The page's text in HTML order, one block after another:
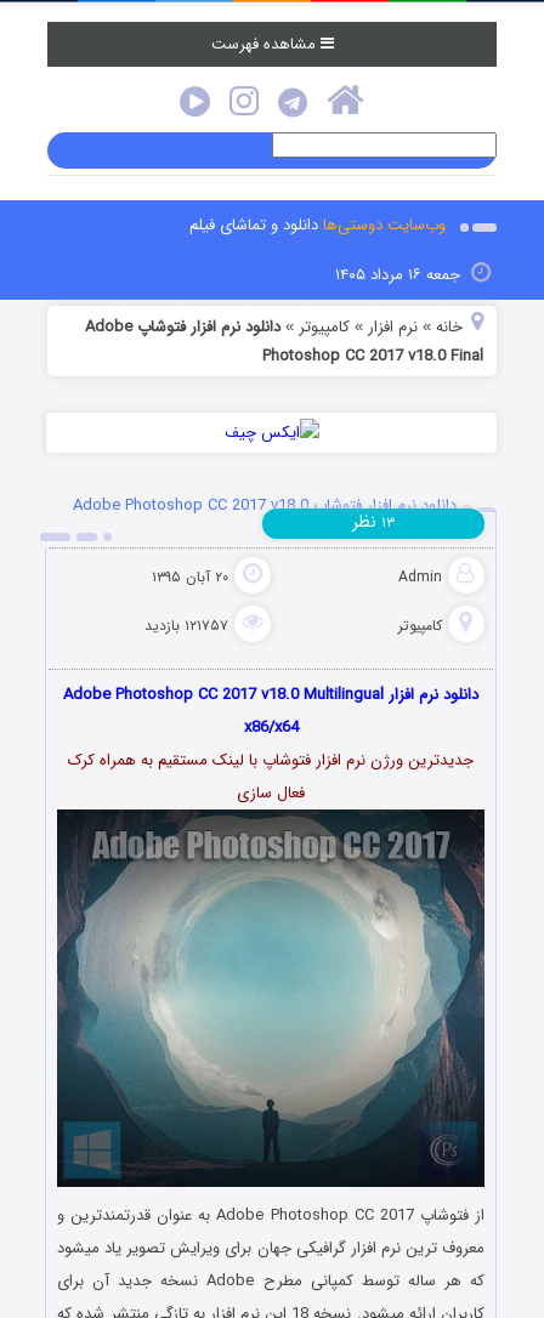
مشاهده فهرست
وب‌سایت دوستی‌هادانلود و تماشای فیلم
جمعه ۱۶ مرداد ۱۴۰۵
خانه »نرم افزار »کامپیوتر »
دانلود نرم افزار فتوشاپ Adobe
Photoshop CC 2017 v18.0 Final
دانلود نرم افزار فتوشاپ Adobe Photoshop CC 2017 v18.0
Final
Admin ۲۰ آبان ۱۳۹۵
کامپیوتر ۱۲۱۷۵۷ بازدید
۱۳ نظر
دانلود نرم افزار Adobe Photoshop CC 2017 v18.0 Multilingual
x86/x64
جدیدترین ورژن نرم افزار فتوشاپ با لینک مستقیم به همراه کرک
فعال سازی
از فتوشاپ Adobe Photoshop CC 2017 به عنوان قدرتمندترین و
معروف ترین نرم افزار گرافیکی جهان برای ویرایش تصویر یاد میشود
که هر ساله توسط کمپانی مطرح Adobe نسخه جدید آن برای